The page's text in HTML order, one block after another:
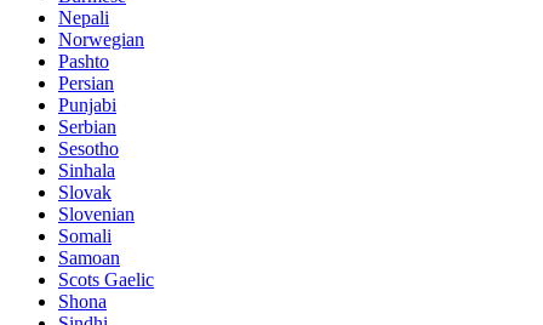
Nepali
Norwegian
Pashto
Persian
Punjabi
Serbian
Sesotho
Sinhala
Slovak
Slovenian
Somali
Samoan
Scots Gaelic
Shona